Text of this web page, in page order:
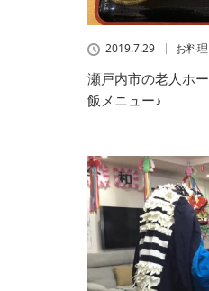
2019.7.29 お料理
瀬戸内市の老人ホ
飯メニュー♪